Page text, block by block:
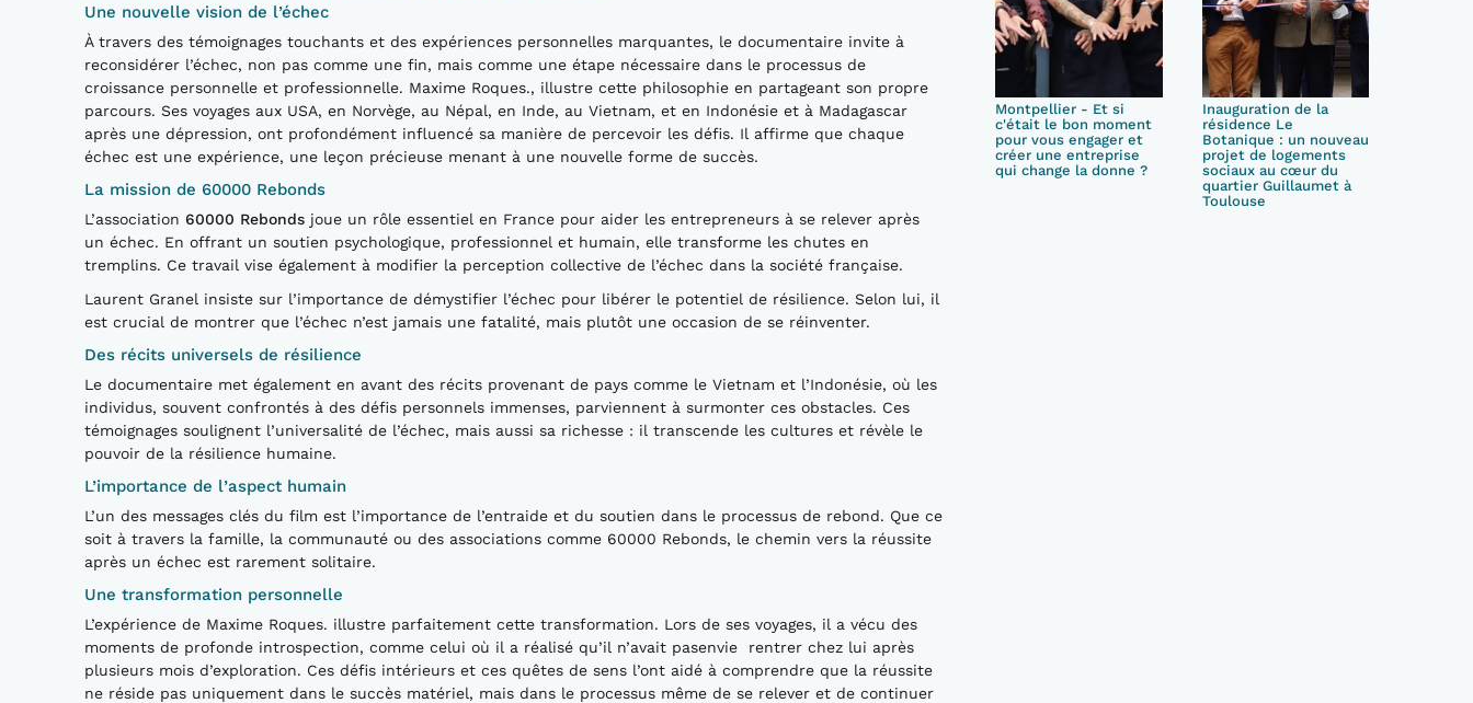
Une nouvelle vision de l’échec
À travers des témoignages touchants et des expériences personnelles marquantes, le documentaire invite à
reconsidérer l’échec, non pas comme une fin, mais comme une étape nécessaire dans le processus de
croissance personnelle et professionnelle. Maxime Roques., illustre cette philosophie en partageant son propre
parcours. Ses voyages aux USA, en Norvège, au Népal, en Inde, au Vietnam, et en Indonésie et à Madagascar
après une dépression, ont profondément influencé sa manière de percevoir les défis. Il affirme que chaque
échec est une expérience, une leçon précieuse menant à une nouvelle forme de succès.
La mission de 60000 Rebonds
L’association 60000 Rebonds joue un rôle essentiel en France pour aider les entrepreneurs à se relever après
un échec. En offrant un soutien psychologique, professionnel et humain, elle transforme les chutes en
tremplins. Ce travail vise également à modifier la perception collective de l’échec dans la société française.
Laurent Granel insiste sur l’importance de démystifier l’échec pour libérer le potentiel de résilience. Selon lui, il
est crucial de montrer que l’échec n’est jamais une fatalité, mais plutôt une occasion de se réinventer.
Des récits universels de résilience
Le documentaire met également en avant des récits provenant de pays comme le Vietnam et l’Indonésie, où les
individus, souvent confrontés à des défis personnels immenses, parviennent à surmonter ces obstacles. Ces
témoignages soulignent l’universalité de l’échec, mais aussi sa richesse : il transcende les cultures et révèle le
pouvoir de la résilience humaine.
L’importance de l’aspect humain
L’un des messages clés du film est l’importance de l’entraide et du soutien dans le processus de rebond. Que ce
soit à travers la famille, la communauté ou des associations comme 60000 Rebonds, le chemin vers la réussite
après un échec est rarement solitaire.
Une transformation personnelle
L’expérience de Maxime Roques. illustre parfaitement cette transformation. Lors de ses voyages, il a vécu des
moments de profonde introspection, comme celui où il a réalisé qu’il n’avait pasenvie rentrer chez lui après
plusieurs mois d’exploration. Ces défis intérieurs et ces quêtes de sens l’ont aidé à comprendre que la réussite
ne réside pas uniquement dans le succès matériel, mais dans le processus même de se relever et de continuer
Montpellier - Et si
c'était le bon moment
pour vous engager et
créer une entreprise
qui change la donne ?
Inauguration de la
résidence Le
Botanique : un nouveau
projet de logements
sociaux au cœur du
quartier Guillaumet à
Toulouse